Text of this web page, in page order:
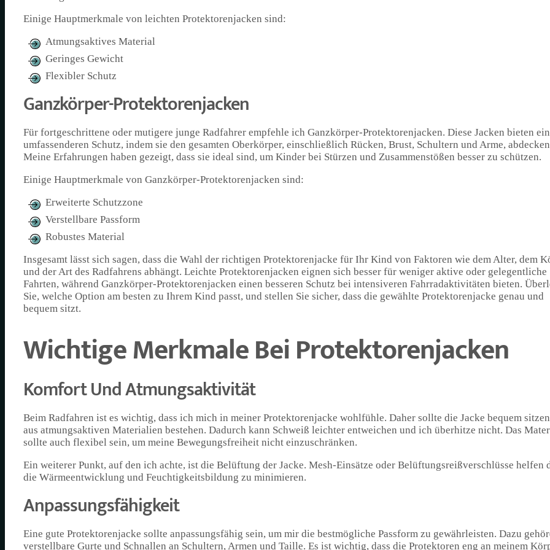
Einige Hauptmerkmale von leichten Protektorenjacken sind:
Atmungsaktives Material
Geringes Gewicht
Flexibler Schutz
Ganzkörper-Protektorenjacken
Für fortgeschrittene oder mutigere junge Radfahrer empfehle ich Ganzkörper-Protektorenjacken. Diese Jacken bieten
umfassenderen Schutz, indem sie den gesamten Oberkörper, einschließlich Rücken, Brust, Schultern und Arme,
Meine Erfahrungen haben gezeigt, dass sie ideal sind, um Kinder bei Stürzen und Zusammenstößen besser zu schützen.
Einige Hauptmerkmale von Ganzkörper-Protektorenjacken sind:
Erweiterte Schutzzone
Verstellbare Passform
Robustes Material
Insgesamt lässt sich sagen, dass die Wahl der richtigen Protektorenjacke für Ihr Kind von Faktoren wie dem Alter, dem
und der Art des Radfahrens abhängt. Leichte Protektorenjacken eignen sich besser für weniger aktive oder gelegentliche
Fahrten, während Ganzkörper-Protektorenjacken einen besseren Schutz bei intensiveren Fahrradaktivitäten bieten.
Sie, welche Option am besten zu Ihrem Kind passt, und stellen Sie sicher, dass die gewählte Protektorenjacke genau und
bequem sitzt.
Wichtige Merkmale Bei Protektorenjacken
Komfort Und Atmungsaktivität
Beim Radfahren ist es wichtig, dass ich mich in meiner Protektorenjacke wohlfühle. Daher sollte die Jacke bequem
aus atmungsaktiven Materialien bestehen. Dadurch kann Schweiß leichter entweichen und ich überhitze nicht. Das
sollte auch flexibel sein, um meine Bewegungsfreiheit nicht einzuschränken.
Ein weiterer Punkt, auf den ich achte, ist die Belüftung der Jacke. Mesh-Einsätze oder Belüftungsreißverschlüsse helfen
die Wärmeentwicklung und Feuchtigkeitsbildung zu minimieren.
Anpassungsfähigkeit
Eine gute Protektorenjacke sollte anpassungsfähig sein, um mir die bestmögliche Passform zu gewährleisten. Dazu
verstellbare Gurte und Schnallen an Schultern, Armen und Taille. Es ist wichtig, dass die Protektoren eng an meinem